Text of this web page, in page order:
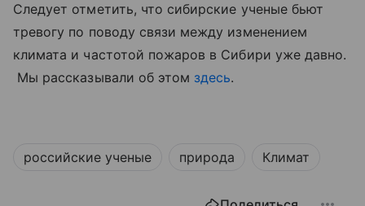
Следует отметить, что сибирские ученые бьют
тревогу по поводу связи между изменением
климата и частотой пожаров в Сибири уже давно.
Мы рассказывали об этом здесь.
российские ученые природа Климат